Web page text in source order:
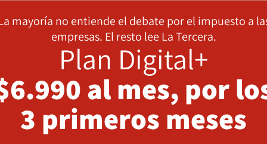
mayoría no entiende el debate por el impuesto a
empresas. El resto lee La Tercera.
Plan Digital+
al mes, por
3 primeros meses